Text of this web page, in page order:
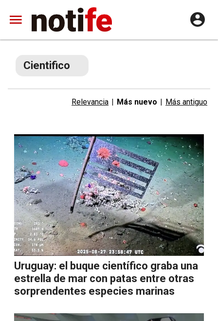
Cientifico
Relevancia | Más nuevo | Más antiguo
Uruguay: el buque científico graba una
estrella de mar con patas entre otras
sorprendentes especies marinas